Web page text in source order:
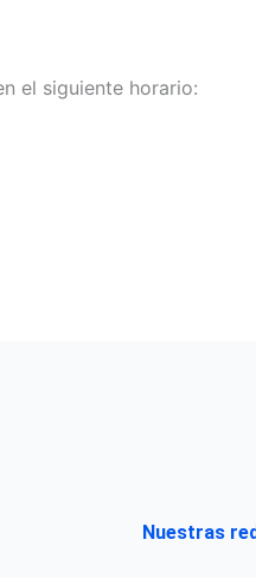
el siguiente horario:
Nuestras